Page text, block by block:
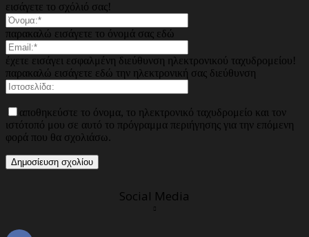
εισάγετε το σχόλιό σας!
παρακαλώ εισάγετε το όνομά σας εδώ
έχετε εισάγει εσφαλμένη διεύθυνση ηλεκτρονικού ταχυδρομείου!
παρακαλώ εισάγετε εδώ την ηλεκτρονική σας διεύθυνση
αποθηκεύστε το όνομα, το ηλεκτρονικό ταχυδρομείο και τον
ιστότοπό μου σε αυτό το πρόγραμμα περιήγησης για την επόμενη
φορά που θα σχολιάσω.
Social Media